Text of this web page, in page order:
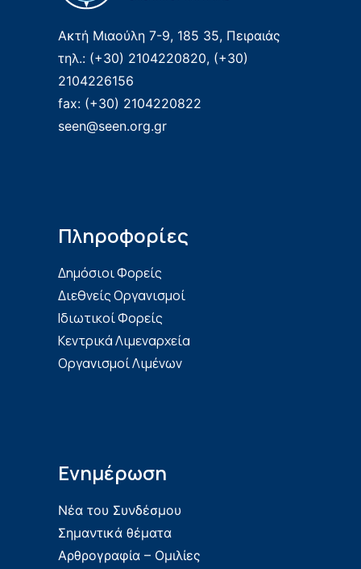
Ακτή Μιαούλη 7-9, 185 35, Πειραιάς
τηλ.: (+30) 2104220820, (+30)
2104226156
fax: (+30) 2104220822
seen@seen.org.gr
Πληροφορίες
Δημόσιοι Φορείς
Διεθνείς Οργανισμοί
Ιδιωτικοί Φορείς
Κεντρικά Λιμεναρχεία
Οργανισμοί Λιμένων
Ενημέρωση
Νέα του Συνδέσμου
Σημαντικά θέματα
Αρθρογραφία – Ομιλίες